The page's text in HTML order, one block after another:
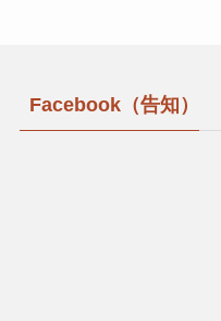
Facebook（告知）